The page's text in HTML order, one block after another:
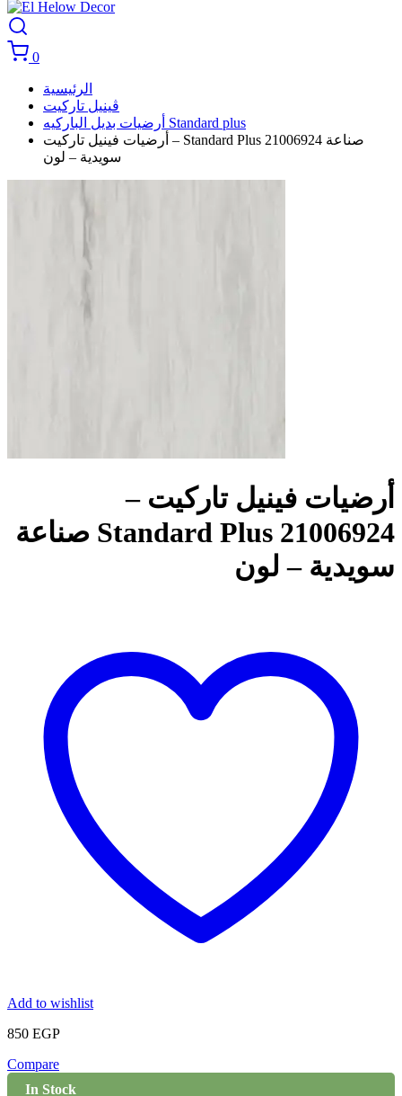
0
الرئيسية
ڤينيل تاركيت
أرضيات بديل الباركيه Standard plus
أرضيات فينيل تاركيت – Standard Plus 21006924 صناعة
سويدية – لون
أرضيات فينيل تاركيت –
Standard Plus 21006924 صناعة
سويدية – لون
Add to wishlist
850 EGP
Compare
In Stock